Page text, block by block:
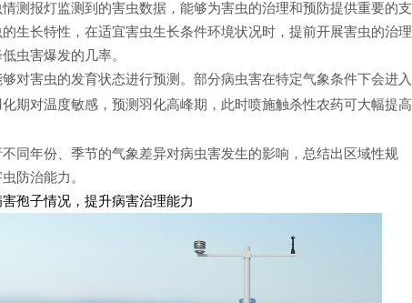
测报灯监测到的害虫数据，能够为害虫的治理和预防提供重要的支
生长特性，在适宜害虫生长条件环境状况时，提前开展害虫的治理
虫害爆发的几率。
对害虫的发育状态进行预测。部分病虫害在特定气象条件下会进入
期对温度敏感 ，预测羽化高峰期，此时喷施触杀性农药可大幅提高
同年份、季节的气象差异对病虫害发生的影响，总结出区域性规
防治能力。
孢子情况，提升病害治理能力